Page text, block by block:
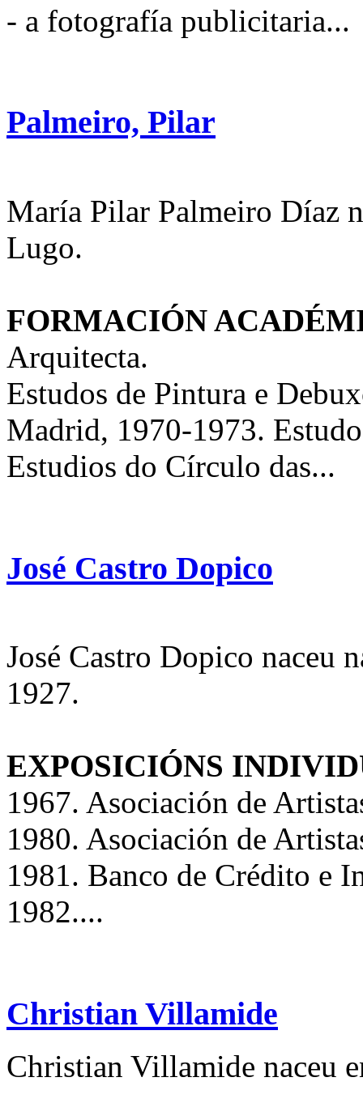
- a fotografía publicitaria...
Palmeiro, Pilar
María Pilar Palmeiro Díaz
Lugo.
FORMACIÓN
Arquitecta.
Estudos de Pintura e
Madrid, 1970-1973.
Estudios do Círculo das...
José Castro Dopico
José Castro Dopico naceu
1927.
EXPOSICIÓNS
1967. Asociación de
1980. Asociación de
1981. Banco de Crédito e
1982....
Christian Villamide
Christian Villamide naceu